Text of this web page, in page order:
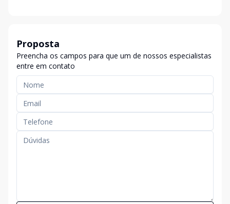
Proposta
Preencha os campos para que um de nossos especialistas
entre em contato